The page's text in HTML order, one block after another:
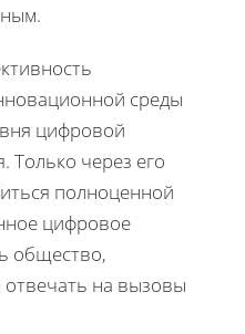
среды
цифровой
Только через его
полноценной
цифровое
общество,
на вызовы